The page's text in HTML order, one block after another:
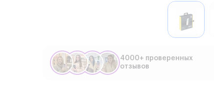
4000+ проверенных
отзывов